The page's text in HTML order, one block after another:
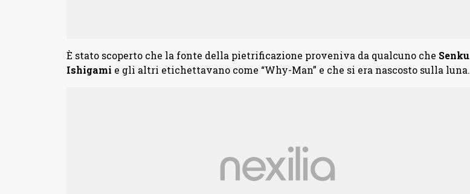
È stato scoperto che la fonte della pietrificazione proveniva da qualcuno che Senku
Ishigami e gli altri etichettavano come “Why-Man” e che si era nascosto sulla luna.